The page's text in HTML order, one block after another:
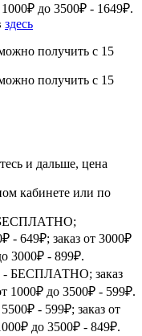
до 3500₽ - 1649₽.
здесь
получить с 15
получить с 15
и дальше, цена
кабинете или по
БЕСПЛАТНО;
- 649₽; заказ от 3000₽
3000₽ - 899₽.
- БЕСПЛАТНО; заказ
1000₽ до 3500₽ - 599₽.
- 599₽; заказ от
до 3500₽ - 849₽.